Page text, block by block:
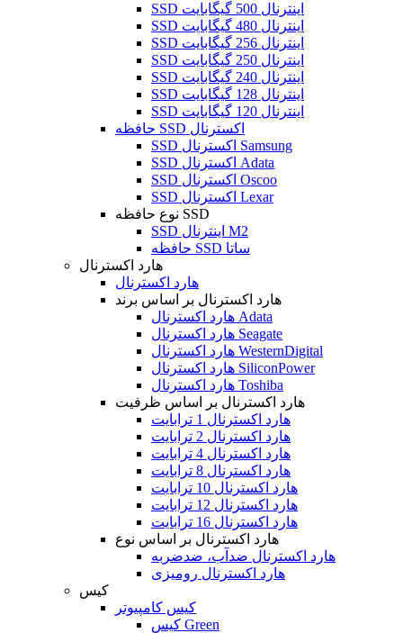
SSD اینترنال 500 گیگابایت
SSD اینترنال 480 گیگابایت
SSD اینترنال 256 گیگابایت
SSD اینترنال 250 گیگابایت
SSD اینترنال 240 گیگابایت
SSD اینترنال 128 گیگابایت
SSD اینترنال 120 گیگابایت
حافظه SSD اکسترنال
SSD اکسترنال Samsung
SSD اکسترنال Adata
SSD اکسترنال Oscoo
SSD اکسترنال Lexar
نوع حافظه SSD
SSD اینترنال M2
حافظه SSD ساتا
هارد اکسترنال
هارد اکسترنال
هارد اکسترنال بر اساس برند
هارد اکسترنال Adata
هارد اکسترنال Seagate
هارد اکسترنال WesternDigital
هارد اکسترنال SiliconPower
هارد اکسترنال Toshiba
هارد اکسترنال بر اساس ظرفیت
هارد اکسترنال 1 ترابایت
هارد اکسترنال 2 ترابایت
هارد اکسترنال 4 ترابایت
هارد اکسترنال 8 ترابایت
هارد اکسترنال 10 ترابایت
هارد اکسترنال 12 ترابایت
هارد اکسترنال 16 ترابایت
هارد اکسترنال بر اساس نوع
هارد اکسترنال ضدآب، ضدضربه
هارد اکسترنال رومیزی
کیس
کیس کامپیوتر
کیس Green